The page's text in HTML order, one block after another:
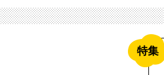
特集